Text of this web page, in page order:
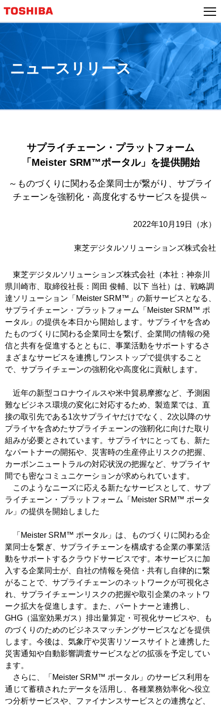
ン
プ
ニュースリリース
サプライチェーン・プラットフォーム
「Meister SRM™ポータル」を提供開始
～ものづくりに関わる企業同士が繋がり、サプライ
チェーンを強靭化・高度化するサービスを提供～
2022年10月19日（水）
東芝デジタルソリューションズ株式会社
東芝デジタルソリューションズ株式会社（本社：神奈川
県川崎市、取締役社長：岡田 俊輔、以下 当社）は、戦略調
達ソリューション「Meister SRM™」の新サービスとなる、
サプライチェーン・プラットフォーム「Meister SRM™ ポ
ータル」の提供を本日から開始します。サプライヤを含め
たものづくりに関わる企業同士を繋げ、企業間の情報の発
信と共有を促進するとともに、事業活動をサポートするさ
まざまなサービスを連携しワンストップで提供すること
で、サプライチェーンの強靭化や高度化に貢献します。
近年の新型コロナウイルスや米中貿易摩擦など、予測困
難なビジネス環境の変化に対応するため、製造業では、直
接の取引先である1次サプライヤだけでなく、2次以降のサ
プライヤを含めたサプライチェーンの強靭化に向けた取り
組みが必要とされています。サプライヤにとっても、新た
なパートナーの開拓や、災害時の生産停止リスクの把握、
カーボンニュートラルの対応状況の把握など、サプライヤ
間でも密なコミュニケーションが求められています。
このようなニーズに応える新たなサービスとして、サプ
ライチェーン・プラットフォーム「Meister SRM™ ポータ
ル」の提供を開始しました
「Meister SRM™ ポータル」は、ものづくりに関わる企
業同士を繋ぎ、サプライチェーンを構成する企業の事業活
動をサポートするクラウドサービスです。本サービスに加
入する企業同士が、自社の情報を発信・共有し自律的に繋
がることで、サプライチェーンのネットワークが可視化さ
れ、サプライチェーンリスクの把握や取引企業のネットワ
ーク拡大を促進します。また、パートナーと連携し、
GHG（温室効果ガス）排出量算定・可視化サービスや、も
のづくりのためのビジネスマッチングサービスなどを提供
します。今後は、気象庁や災害リソースサイトと連携した
災害通知や自動影響調査サービスなどの拡張を予定してい
ます。
さらに、「Meister SRM™ ポータル」のサービス利用を
通じて蓄積されたデータを活用し、各種業務効率化へ役立
つ分析サービスや、ファイナンスサービスとの連携など、